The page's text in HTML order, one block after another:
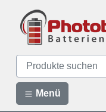
Menü